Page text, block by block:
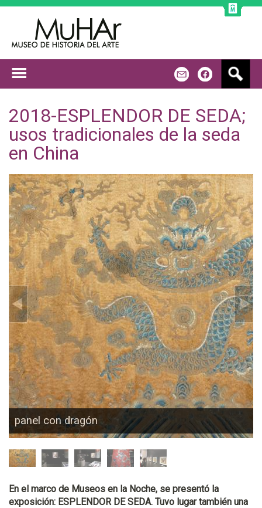
2018-ESPLENDOR DE SEDA;
usos tradicionales de la seda
en China
panel con dragón
En el marco de Museos en la Noche, se presentó la
exposición: ESPLENDOR DE SEDA. Tuvo lugar también una
s
a
r